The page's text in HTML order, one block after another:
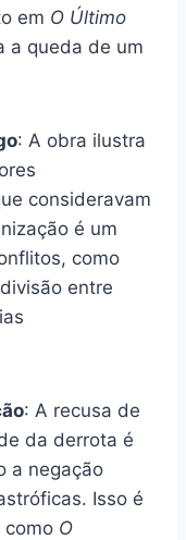
em O Último
a queda de um
: A obra ilustra
consideravam
é um
como
entre
: A recusa de
da derrota é
a negação
Isso é
como O